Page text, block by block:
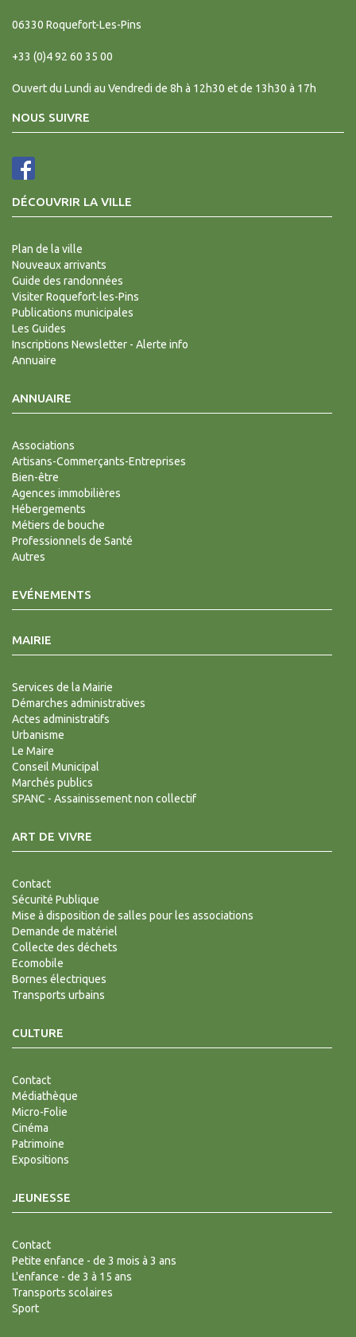
06330 Roquefort-Les-Pins
+33 (0)4 92 60 35 00
Ouvert du Lundi au Vendredi de 8h à 12h30 et de 13h30 à 17h
NOUS SUIVRE
DÉCOUVRIR LA VILLE
Plan de la ville
Nouveaux arrivants
Guide des randonnées
Visiter Roquefort-les-Pins
Publications municipales
Les Guides
Inscriptions Newsletter - Alerte info
Annuaire
ANNUAIRE
Associations
Artisans-Commerçants-Entreprises
Bien-être
Agences immobilières
Hébergements
Métiers de bouche
Professionnels de Santé
Autres
EVÉNEMENTS
MAIRIE
Services de la Mairie
Démarches administratives
Actes administratifs
Urbanisme
Le Maire
Conseil Municipal
Marchés publics
SPANC - Assainissement non collectif
ART DE VIVRE
Contact
Sécurité Publique
Mise à disposition de salles pour les associations
Demande de matériel
Collecte des déchets
Ecomobile
Bornes électriques
Transports urbains
CULTURE
Contact
Médiathèque
Micro-Folie
Cinéma
Patrimoine
Expositions
JEUNESSE
Contact
Petite enfance - de 3 mois à 3 ans
L'enfance - de 3 à 15 ans
Transports scolaires
Sport